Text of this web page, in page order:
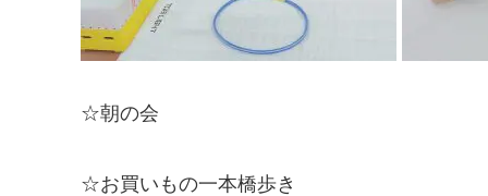
☆朝の会
☆お買いもの一本橋歩き